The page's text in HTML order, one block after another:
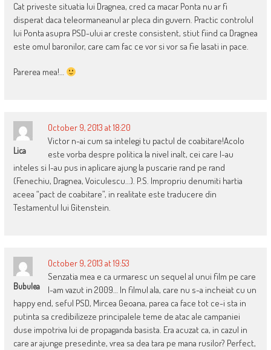
Cat priveste situatia lui Dragnea, cred ca macar Ponta nu ar fi
disperat daca teleormaneanul ar pleca din guvern. Practic controlul
lui Ponta asupra PSD-ului ar creste consistent, stiut fiind ca Dragnea
este omul baronilor, care cam fac ce vor si vor sa fie lasati in pace.
Parerea mea!…
Lica
October 9, 2013 at 18:20
Victor n-ai cum sa intelegi tu pactul de coabitare!Acolo
este vorba despre politica la nivel inalt, cei care l-au
inteles si l-au pus in aplicare ajung la puscarie rand pe rand
(Fenechiu, Dragnea, Voiculescu…). P.S. Impropriu denumiti hartia
aceea “pact de coabitare”, in realitate este traducere din
Testamentul lui Gitenstein.
Bubulea
October 9, 2013 at 19:53
Senzatia mea e ca urmaresc un sequel al unui film pe care
l-am vazut in 2009… In filmul ala, care nu s-a incheiat cu un
happy end, seful PSD, Mircea Geoana, parea ca face tot ce-i sta in
putinta sa credibilizeze principalele teme de atac ale campaniei
duse impotriva lui de propaganda basista. Era acuzat ca, in cazul in
care ar ajunge presedinte, vrea sa dea tara pe mana rusilor? Perfect,